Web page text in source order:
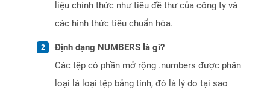
liệu chính thức như tiêu đề thư của công ty và
các hình thức tiêu chuẩn hóa.
Định dạng NUMBERS là gì?
Các tệp có phần mở rộng .numbers được phân
loại là loại tệp bảng tính, đó là lý do tại sao